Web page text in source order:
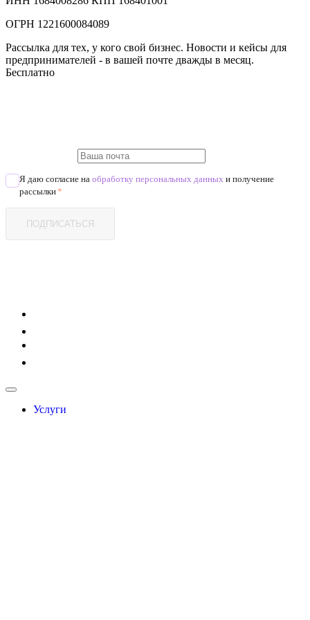
ОГРН 1221600084089
Рассылка для тех, у кого свой бизнес. Новости и кейсы для
предпринимателей - в вашей почте дважды в месяц.
Бесплатно
Я даю согласие на обработку персональных данных и получение
рассылки*
ПОДПИСАТЬСЯ
Услуги